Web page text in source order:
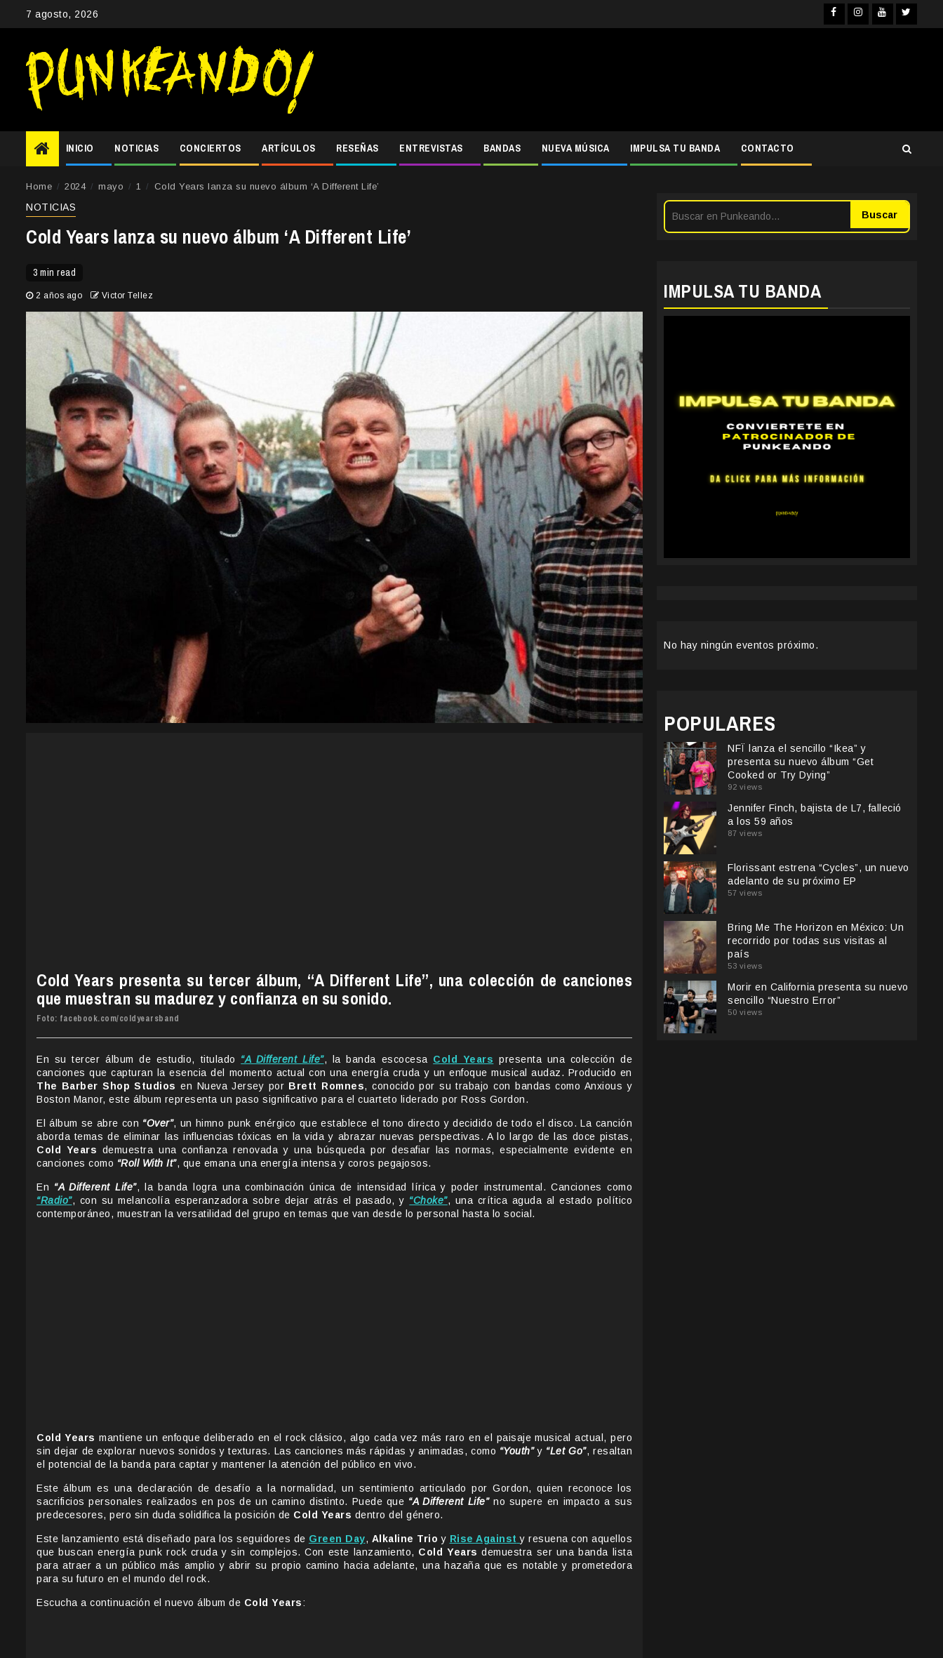
7 agosto, 2026 Facebook
Instagram
INICIO NOTICIAS CONCIERTOS ARTÍCULOS RESEÑAS ENTREVISTAS BANDAS NUEVA MÚSICA IMPULSA TU BANDA CONTACTO
Home 2024 mayo 1 Cold Years lanza su nuevo álbum ‘A Different Life’
NOTICIAS
Cold Years lanza su nuevo álbum ‘A Different Life’
3 min read
2 años ago Victor Tellez
Cold Years presenta su tercer álbum, “A Different Life”, una colección de canciones
que muestran su madurez y confianza en su sonido.
Foto: facebook.com/coldyearsband
En su tercer álbum de estudio, titulado “A Different Life”, la banda escocesa Cold Years presenta una colección de
canciones que capturan la esencia del momento actual con una energía cruda y un enfoque musical audaz. Producido en
The Barber Shop Studios en Nueva Jersey por Brett Romnes, conocido por su trabajo con bandas como Anxious y
Boston Manor, este álbum representa un paso significativo para el cuarteto liderado por Ross Gordon.
El álbum se abre con “Over”, un himno punk enérgico que establece el tono directo y decidido de todo el disco. La canción
aborda temas de eliminar las influencias tóxicas en la vida y abrazar nuevas perspectivas. A lo largo de las doce pistas,
Cold Years demuestra una confianza renovada y una búsqueda por desafiar las normas, especialmente evidente en
canciones como “Roll With It”, que emana una energía intensa y coros pegajosos.
En “A Different Life”, la banda logra una combinación única de intensidad lírica y poder instrumental. Canciones como
“Radio”, con su melancolía esperanzadora sobre dejar atrás el pasado, y “Choke”, una crítica aguda al estado político
contemporáneo, muestran la versatilidad del grupo en temas que van desde lo personal hasta lo social.
Cold Years mantiene un enfoque deliberado en el rock clásico, algo cada vez más raro en el paisaje musical actual, pero
sin dejar de explorar nuevos sonidos y texturas. Las canciones más rápidas y animadas, como “Youth”y “Let Go”, resaltan
el potencial de la banda para captar y mantener la atención del público en vivo.
Este álbum es una declaración de desafío a la normalidad, un sentimiento articulado por Gordon, quien reconoce los
sacrificios personales realizados en pos de un camino distinto. Puede que “A Different Life”no supere en impacto a sus
predecesores, pero sin duda solidifica la posición de Cold Years dentro del género.
Este lanzamiento está diseñado para los seguidores de Green Day, Alkaline Trio y Rise Against y resuena con aquellos
que buscan energía punk rock cruda y sin complejos. Con este lanzamiento, Cold Years demuestra ser una banda lista
para atraer a un público más amplio y abrir su propio camino hacia adelante, una hazaña que es notable y prometedora
para su futuro en el mundo del rock.
Escucha a continuación el nuevo álbum de Cold Years:
Buscar
IMPULSA TU BANDA
No hay ningún eventos próximo.
POPULARES
NFÏ lanza el sencillo “Ikea” y
presenta su nuevo álbum “Get
Cooked or Try Dying”
92 views
Jennifer Finch, bajista de L7, falleció
a los 59 años
87 views
Florissant estrena “Cycles”, un nuevo
adelanto de su próximo EP
57 views
Bring Me The Horizon en México: Un
recorrido por todas sus visitas al
país
53 views
Morir en California presenta su nuevo
sencillo “Nuestro Error”
50 views